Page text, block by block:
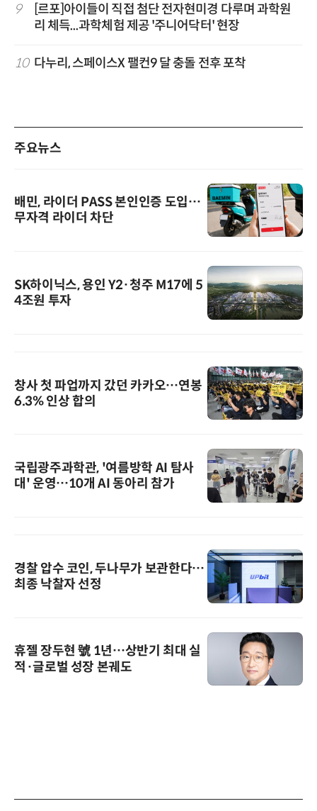
9
[르포]아이들이 직접 첨단 전자현미경 다루며 과학원
리 체득...과학체험 제공 '주니어닥터' 현장
10 다누리, 스페이스X 팰컨9 달 충돌 전후 포착
주요뉴스
배민, 라이더 PASS 본인인증 도입…
무자격 라이더 차단
SK하이닉스, 용인 Y2·청주 M17에 5
4조원 투자
창사 첫 파업까지 갔던 카카오…연봉
6.3% 인상 합의
국립광주과학관, '여름방학 AI 탐사
대' 운영…10개 AI 동아리 참가
경찰 압수 코인, 두나무가 보관한다…
최종 낙찰자 선정
휴젤 장두현 號 1년…상반기 최대 실
적·글로벌 성장 본궤도